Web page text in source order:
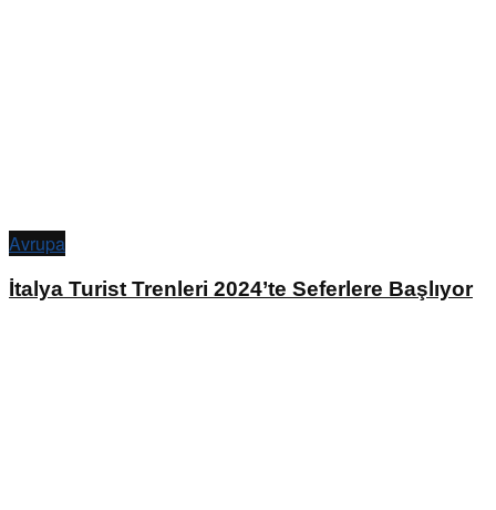
Avrupa
İtalya Turist Trenleri 2024’te Seferlere Başlıyor